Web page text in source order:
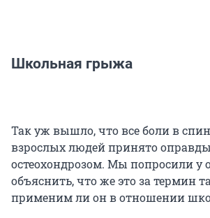
Школьная грыжа
Так уж вышло, что все боли в
взрослых людей принято
остеохондрозом. Мы попросили у
объяснить, что же это за термин
применим ли он в отношении